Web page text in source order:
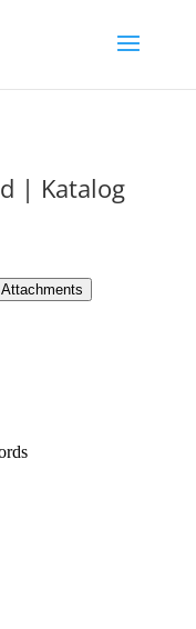
| Katalog